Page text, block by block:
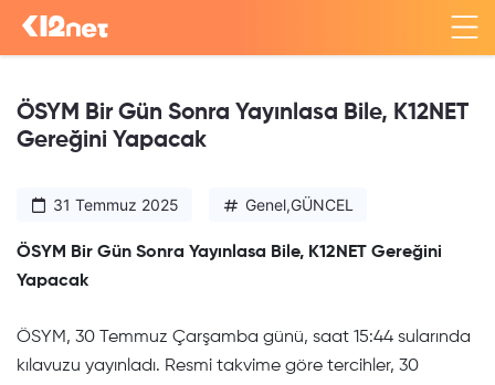
ÖSYM Bir Gün Sonra Yayınlasa Bile, K12NET
Gereğini Yapacak
31 Temmuz 2025 Genel,GÜNCEL
ÖSYM Bir Gün Sonra Yayınlasa Bile, K12NET Gereğini
Yapacak
ÖSYM, 30 Temmuz Çarşamba günü, saat 15:44 sularında
kılavuzu yayınladı. Resmi takvime göre tercihler, 30